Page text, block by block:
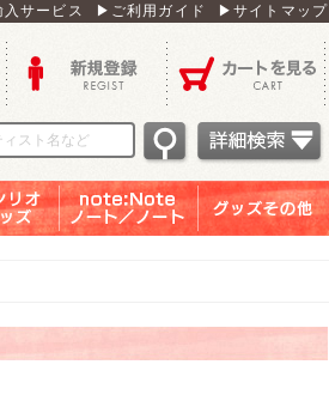
サービス ▶ご利用ガイド ▶サイトマップ